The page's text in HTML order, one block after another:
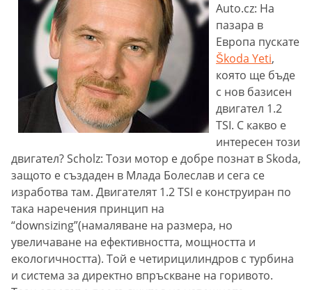
Auto.cz: На
пазара в
Европа пускате
Škoda Yeti,
която ще бъде
с нов базисен
двигател 1.2
TSI. С какво е
интересен този
двигател? Scholz: Този мотор е добре познат в Skoda,
защото е създаден в Млада Болеслав и сега се
изработва там. Двигателят 1.2 TSI е конструиран по
така наречения принцип на
“downsizing”(намаляване на размера, но
увеличаване на ефективността, мощността и
екологичността). Той е четирицилиндров с турбина
и система за директно впръскване на горивото.